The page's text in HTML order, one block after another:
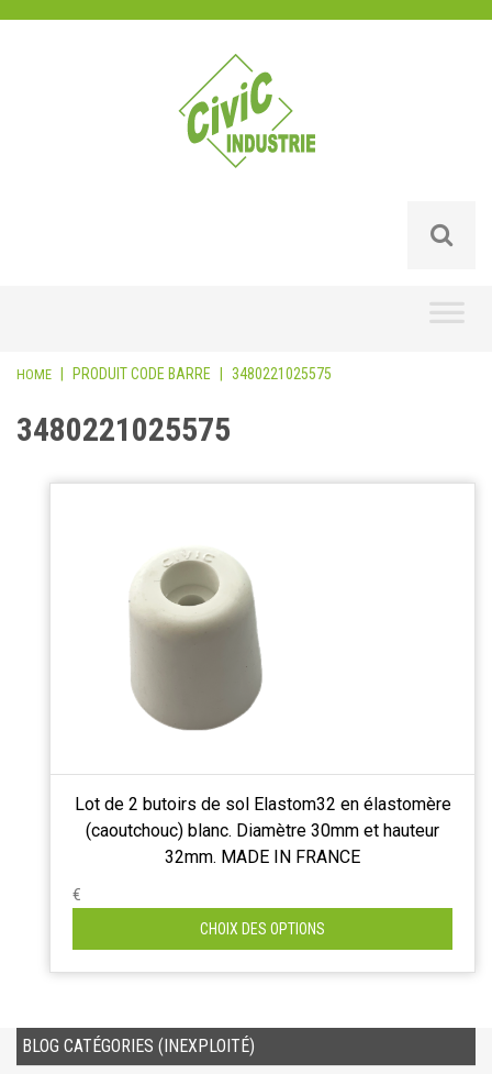
HOME PRODUIT CODE BARRE 3480221025575
3480221025575
Lot de 2 butoirs de sol Elastom32 en élastomère
(caoutchouc) blanc. Diamètre 30mm et hauteur
32mm. MADE IN FRANCE
€
CHOIX DES OPTIONS
BLOG CATÉGORIES (INEXPLOITÉ)